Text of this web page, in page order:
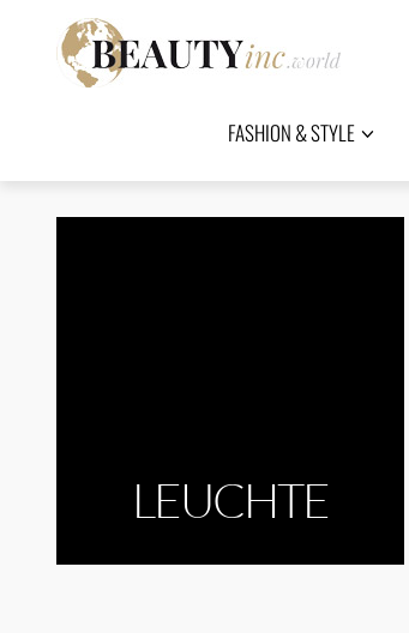
FASHION & STYLE
LEUCHTE